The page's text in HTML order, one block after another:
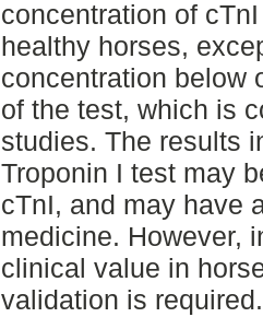
concentration of
healthy horses,
concentration below
of the test, which is
studies. The results
Troponin I test may
cTnI, and may have
medicine. However,
clinical value in
validation is required.